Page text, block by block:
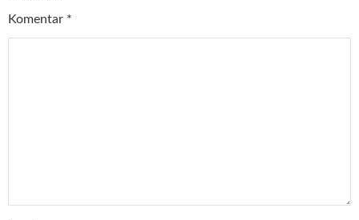
Komentar *